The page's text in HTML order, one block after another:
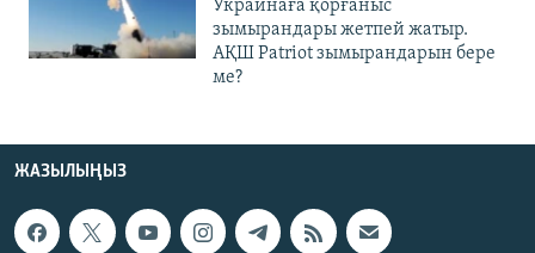
Украинаға қорғаныс
зымырандары жетпей жатыр.
АҚШ Patriot зымырандарын бере
ме?
ЖАЗЫЛЫҢЫЗ